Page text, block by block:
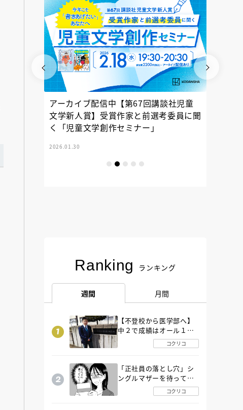
アーカイブ配信中【第67回講談社児童
文学新人賞】受賞作家と前選考委員に聞
く「児童文学創作セミナー」
2026.01.30
Ranking ランキング
週間 月間
【不登校から医学部へ】
中２で成績はオール１
「昼夜逆転」したわが子
を”夜遊び”に連れ出した
コクリコ
「正社員の落とし穴」シ
ングルマザーを待ってい
た“魔の２年間”【後編】
コクリコ